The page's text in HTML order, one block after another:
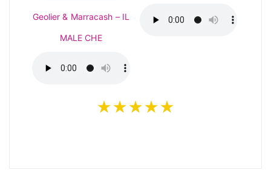
Geolier & Marracash – IL
MALE CHE
★★★★★